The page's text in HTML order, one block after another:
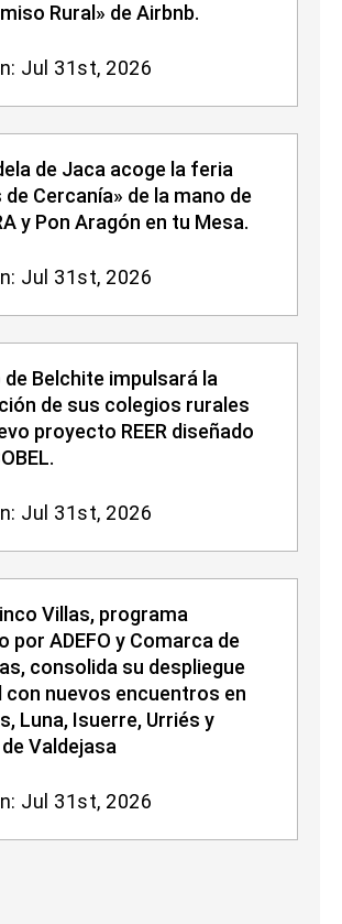
Rural» de Airbnb.
Jul 31st, 2026
de Jaca acoge la feria
Cercanía» de la mano de
y Pon Aragón en tu Mesa.
Jul 31st, 2026
de Belchite impulsará la
de sus colegios rurales
proyecto REER diseñado
Jul 31st, 2026
Villas, programa
por ADEFO y Comarca de
consolida su despliegue
con nuevos encuentros en
Luna, Isuerre, Urriés y
Valdejasa
Jul 31st, 2026